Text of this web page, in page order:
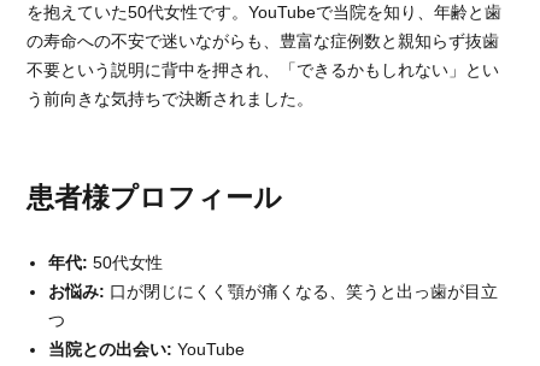
を抱えていた50代女性です。YouTubeで当院を知り、年齢と歯
の寿命への不安で迷いながらも、豊富な症例数と親知らず抜歯
不要という説明に背中を押され、「できるかもしれない」とい
う前向きな気持ちで決断されました。
患者様プロフィール
年代: 50代女性
お悩み: 口が閉じにくく顎が痛くなる、笑うと出っ歯が目立
つ
当院との出会い: YouTube